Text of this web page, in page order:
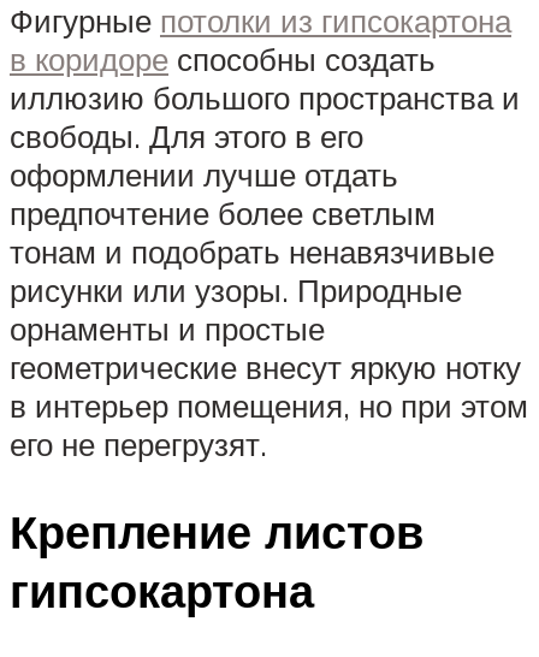
Фигурные потолки из гипсокартона
в коридоре способны создать
иллюзию большого пространства и
свободы. Для этого в его
оформлении лучше отдать
предпочтение более светлым
тонам и подобрать ненавязчивые
рисунки или узоры. Природные
орнаменты и простые
геометрические внесут яркую нотку
в интерьер помещения, но при этом
его не перегрузят.
Крепление листов
гипсокартона